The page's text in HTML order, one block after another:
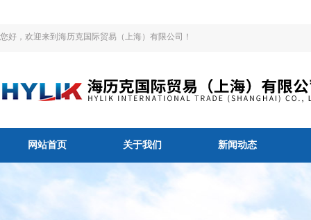
您好，欢迎来到海历克国际贸易（上海）有限公司！
网站首页 关于我们 新闻动态